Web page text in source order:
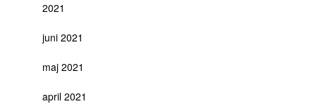
2021
juni 2021
maj 2021
april 2021